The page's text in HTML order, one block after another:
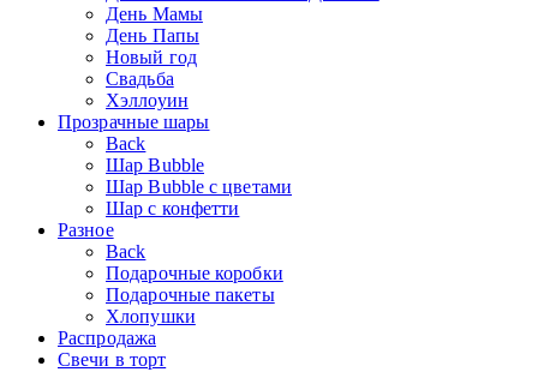
День Мамы
День Папы
Новый год
Свадьба
Хэллоуин
Прозрачные шары
Back
Шар Bubble
Шар Bubble с цветами
Шар с конфетти
Разное
Back
Подарочные коробки
Подарочные пакеты
Хлопушки
Распродажа
Свечи в торт